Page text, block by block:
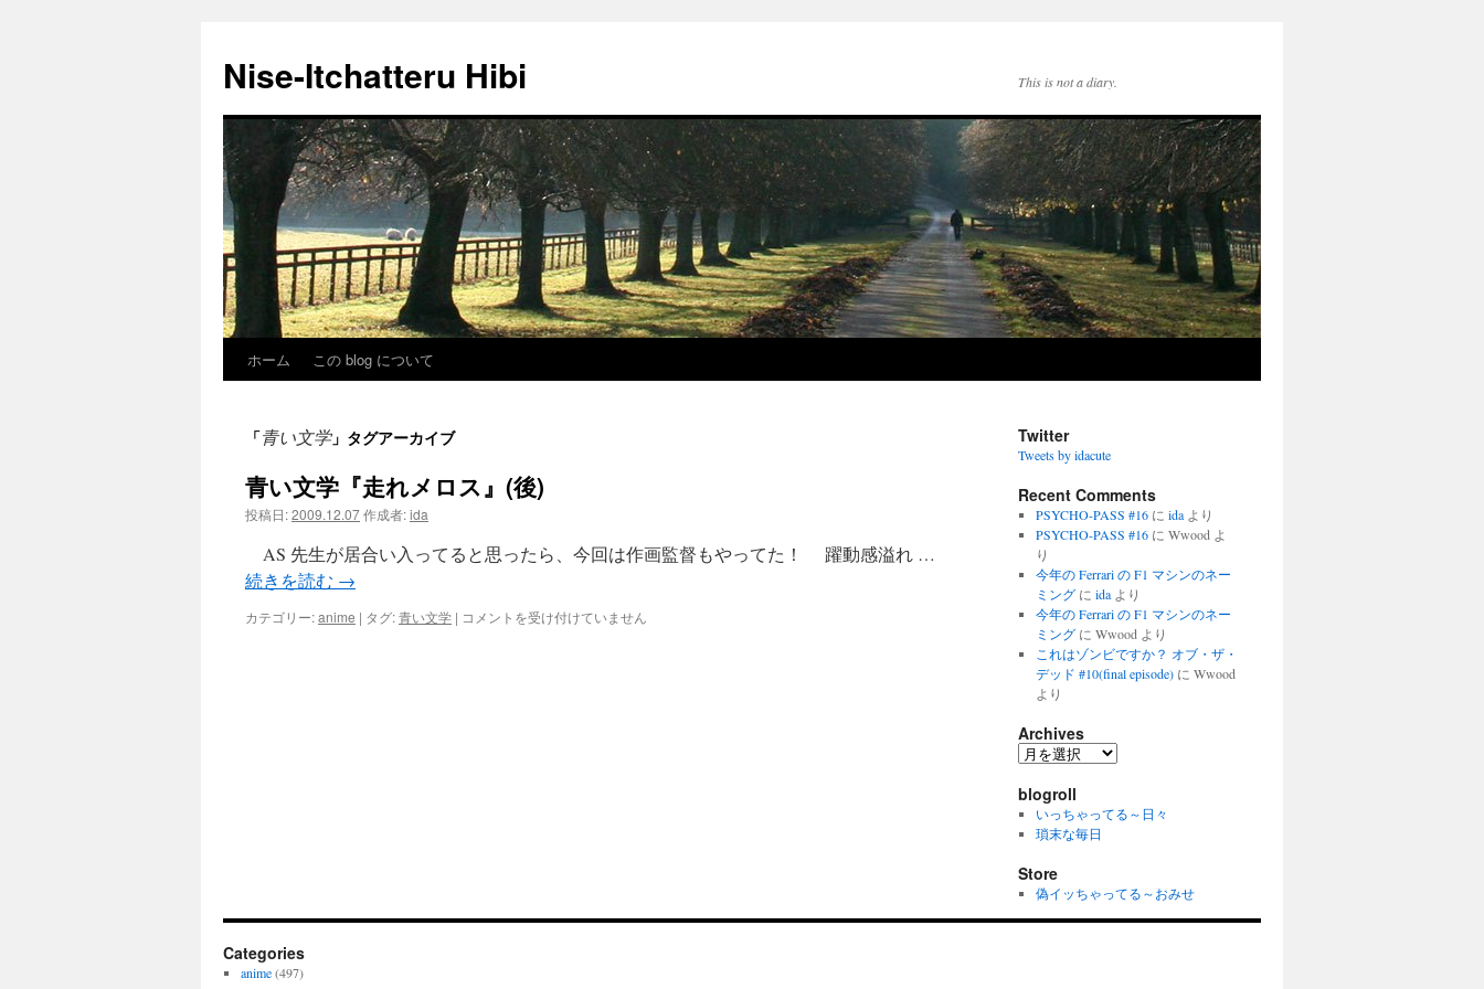
Nise-Itchatteru Hibi This is not a diary.
ン
ホーム この blog について
「青い文学」タグアーカイブ
青い文学『走れメロス』(後)
投稿日:2009.12.07作成者:ida
AS 先生が居合い入ってると思ったら、今回は作画監督もやってた！ 躍動感溢れ …
続きを読む →
カテゴリー:anime | タグ:青い文学 | 青
コメントを受け付けていません
Twitter
Tweets by idacute
Recent Comments
PSYCHO-PASS #16に idaより
PSYCHO-PASS #16に Wwood よ
り
今年の Ferrari の F1 マシンのネー
ミングに idaより
今年の Ferrari の F1 マシンのネー
ミングに Wwood より
これはゾンビですか？ オブ・ザ・
デッド #10(final episode)に Wwood
より
Archives
Archives
blogroll
いっちゃってる～日々
瑣末な毎日
Store
偽イッちゃってる～おみせ
Categories
anime(497)